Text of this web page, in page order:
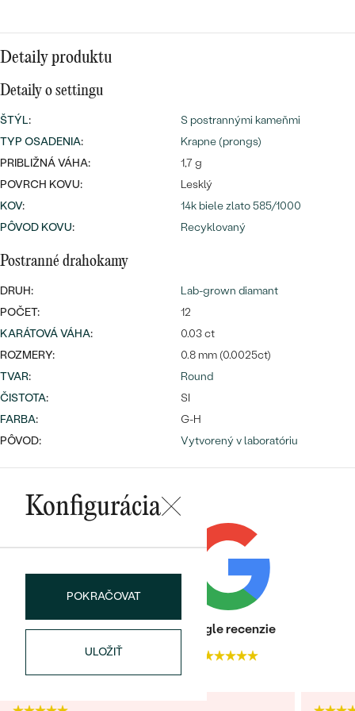
Wave kolekcia
NA MIERU
DIAMANTY
Bestsellery
náušnice
PREZRIEŤ
Personalizované
prívesky
OBJAVIŤ
Najpredávanejšie
prstene
PREZRIEŤ
Detaily produktu
Detaily o settingu
ŠTÝL:
S postrannými kameňmi
TYP OSADENIA:
Krapne (prongs)
PRIBLIŽNÁ VÁHA:
1,7 g
POVRCH KOVU:
Lesklý
KOV:
14k biele zlato 585/1000
PÔVOD KOVU: Recyklovaný
Postranné drahokamy
DRUH:
Lab-grown diamant
POČET:
12
KARÁTOVÁ VÁHA:
0.03 ct
ROZMERY:
0.8 mm (0.0025ct)
TVAR:
Round
ČISTOTA:
SI
FARBA:
G-H
PÔVOD:
Vytvorený v laboratóriu
Konfigurácia
POKRAČOVAT
ULOŽIŤ
Heuréka recenzie
4.9
Google recenzie